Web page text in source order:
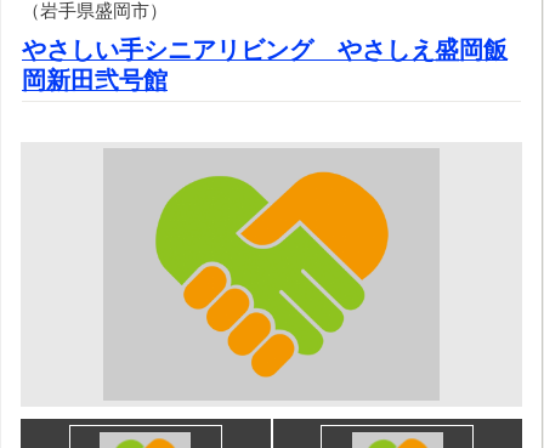
（岩手県盛岡市）
やさしい手シニアリビング やさしえ盛岡飯
岡新田弐号館